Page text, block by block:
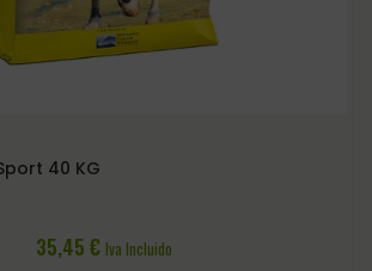
40 KG
35,45 € Iva Incluido